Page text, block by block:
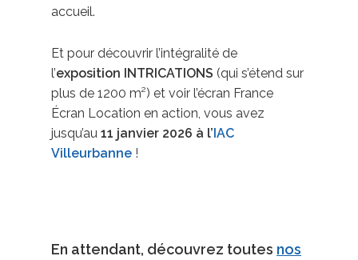
accueil.
Et pour découvrir l’intégralité de
l’exposition INTRICATIONS (qui s’étend sur
plus de 1200 m²) et voir l’écran France
Écran Location en action, vous avez
jusqu’au11 janvier 2026 à l’ IAC
Villeurbanne !
En attendant, découvrez toutes nos